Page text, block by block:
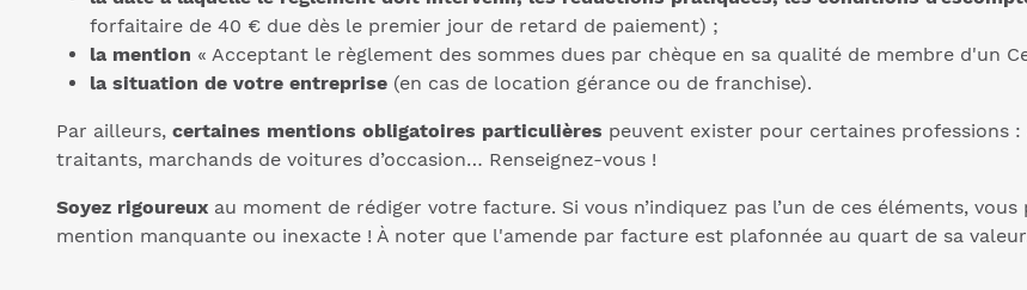
forfaitaire de 40 € due dès le premier jour de retard de paiement) ;
la mention « Acceptant le règlement des sommes dues par chèque en sa qualité de membre d'un
la situation de votre entreprise (en cas de location gérance ou de franchise).
Par ailleurs,certaines mentions obligatoires particulières peuvent exister pour certaines professions
traitants, marchands de voitures d’occasion… Renseignez-vous !
Soyez rigoureux au moment de rédiger votre facture. Si vous n’indiquez pas l’un de ces éléments,
mention manquante ou inexacte ! À noter que l'amende par facture est plafonnée au quart de sa